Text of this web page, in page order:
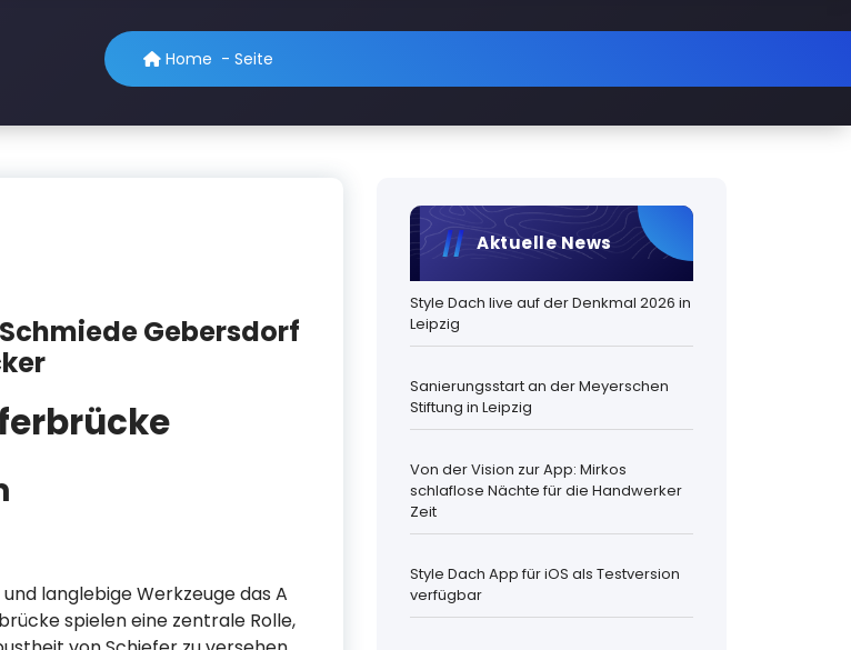
Home - Seite
Gebersdorf
langlebige Werkzeuge das A
spielen eine zentrale Rolle,
Aktuelle News
Style Dach live auf der Denkmal 2026 in
Leipzig
Sanierungsstart an der Meyerschen
Stiftung in Leipzig
Von der Vision zur App: Mirkos
schlaflose Nächte für die Handwerker
Zeit
Style Dach App für iOS als Testversion
verfügbar